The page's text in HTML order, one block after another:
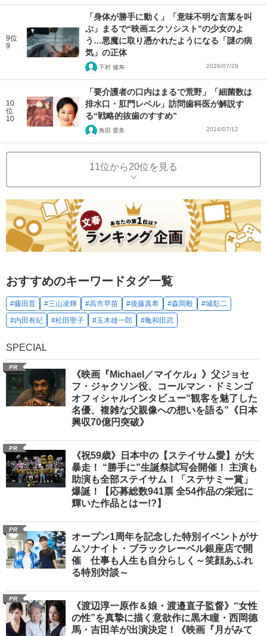
9位
9
「身体が勝手に動く」「意味不明な言葉を叫
ぶ」まるで“映画エクソシスト”の少女のよ
う…悪魔に取り憑かれたようになる「謎の病
気」の正体
下村 健寿 2026/07/29
10
位
10
「要介護者の口内はまるで荒野」「細菌数は
排水口・肛門レベル」訪問歯科医が解説す
る“戦略的抜歯のすすめ”
角田 愛美 2024/07/12
11位から20位を見る
おすすめのキーワードタグ一覧
#藤田晋 #三山凌輝 #高市早苗 #後藤真希 #森岡毅
#城彰二
#内田有紀
#松田聖子 #玉木雄一郎 #亀和田武
SPECIAL
PR
《映画『Michael／マイケル』》父ジョセ
フ・ジャクソン役、コールマン・ドミンゴ
オフィシャルインタビュー“観客を魅了した
名優、複雑な父親像への想いを語る”《日本
興収70億円突破》
PR
《祝59歳》日本中の【ステイサム愛】が大
暴走！ “勝手に”生誕祭試写会開催！ 主演も
助演も全部ステイサム！「ステサミー賞」
爆誕！【応募総数941票 全54作品の栄冠に
輝いた作品とはー!?】
PR
オープン1周年を記念した特別イベントがサ
ムソナイト・ブラックレーベル銀座店で開
催 仕事も人生も自分らしく～笑顔あふれ
る特別対談～
PR
《渡辺淳一原作＆娘・渡邉直子監督》“女性
の性”を真摯に描く意欲作に黒木瞳・西岡德
馬・吉田羊が出演決定！《映画『月がみて